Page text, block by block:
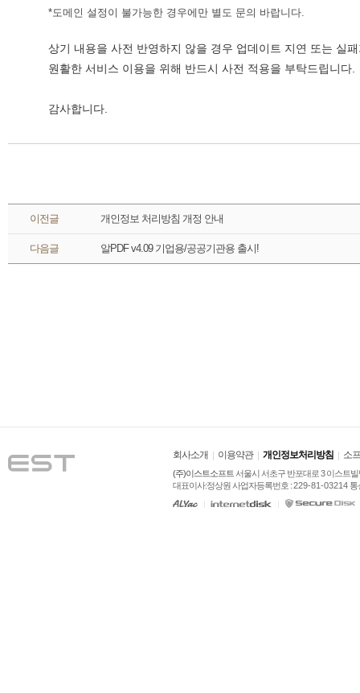
*도메인 설정이 불가능한 경우에만 별도 문의 바랍니다.
상기 내용을 사전 반영하지 않을 경우 업데이트 지연 또는 실
원활한 서비스 이용을 위해 반드시 사전 적용을 부탁드립니다.
감사합니다.
이전글 개인정보 처리방침 개정 안내
다음글 알PDF v4.09 기업용/공공기관용 출시!
회사소개 이용약관 개인정보처리방침 소
(주)이스트소프트 서울시 서초구 반포대로 3 이스트빌
대표이사:정상원 사업자등록번호 : 229-81-03214 통